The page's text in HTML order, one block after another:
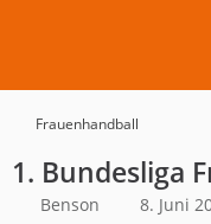
Frauenhandball
1. Bundesliga
Benson 8. Juni